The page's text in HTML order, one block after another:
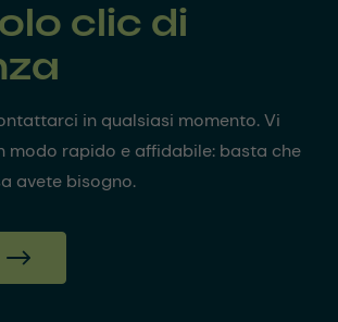
clic di
in qualsiasi momento. Vi
modo rapido e affidabile: basta che
avete bisogno.